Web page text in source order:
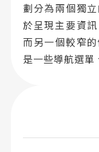
劃分為兩個獨
於呈現主要資
而另一個較窄
是一些導航選單